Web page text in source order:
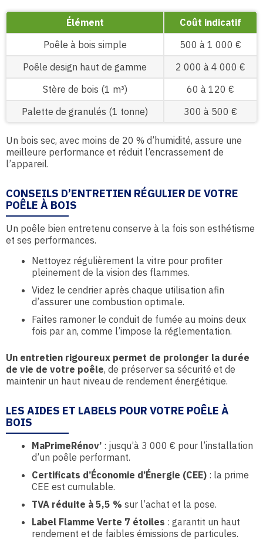
Élément
Coût indicatif
Poêle à bois simple
500 à 1 000 €
Poêle design haut de gamme
2 000 à 4 000 €
Stère de bois (1 m³)
60 à 120 €
Palette de granulés (1 tonne)
300 à 500 €
Un bois sec, avec moins de 20 % d’humidité, assure une
meilleure performance et réduit l’encrassement de
l’appareil.
CONSEILS D’ENTRETIEN RÉGULIER DE VOTRE
POÊLE À BOIS
Un poêle bien entretenu conserve à la fois son esthétisme
et ses performances.
Nettoyez régulièrement la vitre pour profiter
pleinement de la vision des flammes.
Videz le cendrier après chaque utilisation afin
d’assurer une combustion optimale.
Faites ramoner le conduit de fumée au moins deux
fois par an, comme l’impose la réglementation.
Un entretien rigoureux permet de prolonger la durée
de vie de votre poêle, de préserver sa sécurité et de
maintenir un haut niveau de rendement énergétique.
LES AIDES ET LABELS POUR VOTRE POÊLE À
BOIS
MaPrimeRénov’ : jusqu’à 3 000 € pour l’installation
d’un poêle performant.
Certificats d’Économie d’Énergie (CEE) : la prime
CEE est cumulable.
TVA réduite à 5,5 % sur l’achat et la pose.
Label Flamme Verte 7 étoiles : garantit un haut
rendement et de faibles émissions de particules.